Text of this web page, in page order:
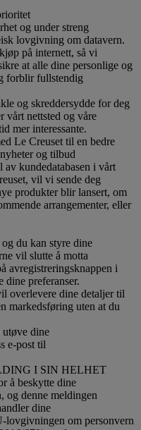
og under streng
lovgivning om datavern.
på internett, så vi
at alle dine personlige og
forblir fullstendig
og skreddersydde for deg
vårt nettsted og våre
mer interessante.
Le Creuset til en bedre
og tilbud
kundedatabasen i vårt
vil vi sende deg
produkter blir lansert, om
arrangementer, eller
du kan styre dine
vil slutte å motta
avregistreringsknappen i
dine preferanser.
overlevere dine detaljer til
markedsføring uten at du
dine
e-post til
I SIN HELHET
å beskytte dine
og denne meldingen
dine
lovgivningen om personvern